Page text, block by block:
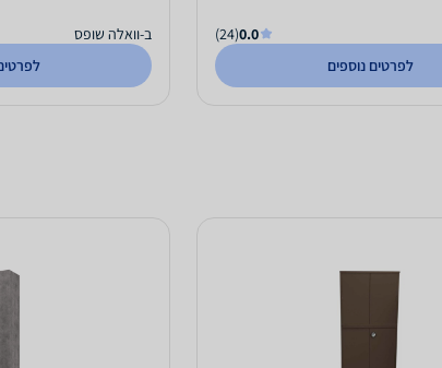
0.0
(24)
לפרטים נוספים
ב-וואלה שופס